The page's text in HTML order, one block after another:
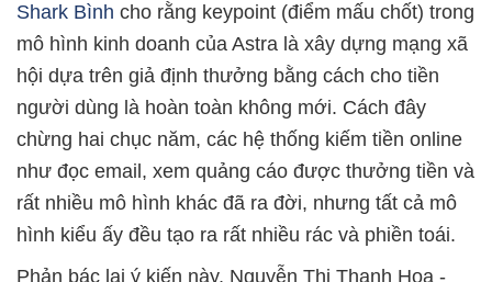
Shark Bình cho rằng keypoint (điểm mấu chốt) trong
mô hình kinh doanh của Astra là xây dựng mạng xã
hội dựa trên giả định thưởng bằng cách cho tiền
người dùng là hoàn toàn không mới. Cách đây
chừng hai chục năm, các hệ thống kiếm tiền online
như đọc email, xem quảng cáo được thưởng tiền và
rất nhiều mô hình khác đã ra đời, nhưng tất cả mô
hình kiểu ấy đều tạo ra rất nhiều rác và phiền toái.
Phản bác lại ý kiến này, Nguyễn Thị Thanh Hoa -